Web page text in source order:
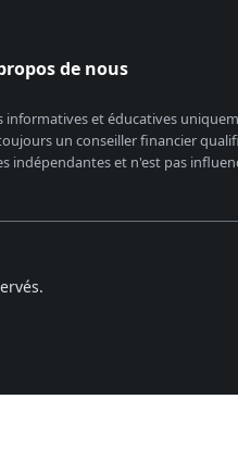
de nous
informatives et éducatives
un conseiller financier
indépendantes et n'est pas